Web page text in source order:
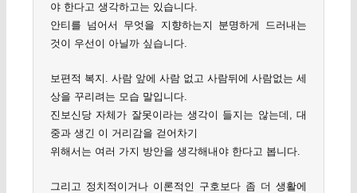
야 한다고 생각하고는 있습니다.
안티를 넘어서 무엇을 지향하는지 분명하게 드러내는
것이 우선이 아닐까 싶습니다.
보편적 복지. 사람 앞에 사람 없고 사람뒤에 사람없는 세
상을 꾸리려는 모습 말입니다.
진보신당 자체가 잘못이라는 생각이 들지는 않는데, 대
중과 생긴 이 거리감을 걷어차기
위해서는 여러 가지 방안을 생각해내야 한다고 봅니다.
그리고 정치적이거나 이론적인 구호보다 좀 더 생활에